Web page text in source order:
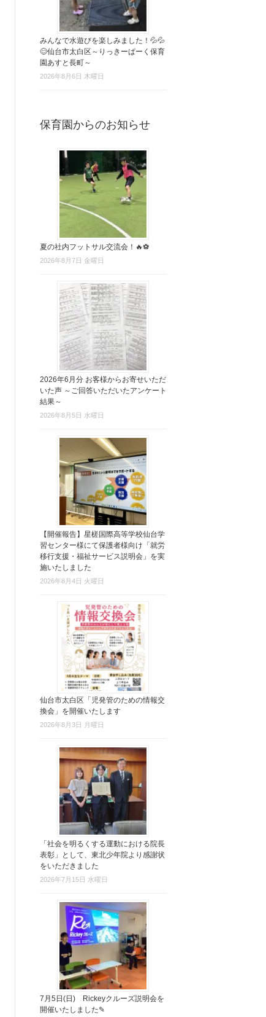
みんなで水遊びを楽しみました！💦💦
😊仙台市太白区～りっきーぱーく保育
園あすと長町～
2026年8月6日 木曜日
保育園からのお知らせ
夏の社内フットサル交流会！🔥⚽
2026年8月7日 金曜日
2026年6月分 お客様からお寄せいただ
いた声 ～ご回答いただいたアンケート
結果～
2026年8月5日 水曜日
【開催報告】星槎国際高等学校仙台学
習センター様にて保護者様向け「就労
移行支援・福祉サービス説明会」を実
施いたしました
2026年8月4日 火曜日
仙台市太白区「児発管のための情報交
換会」を開催いたします
2026年8月3日 月曜日
「社会を明るくする運動における院長
表彰」として、東北少年院より感謝状
をいただきました
2026年7月15日 水曜日
7月5日(日) Rickeyクルーズ説明会を
開催いたしました✎